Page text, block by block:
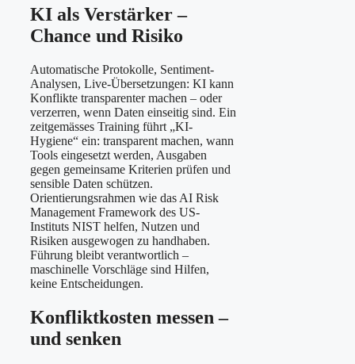
KI als Verstärker –
Chance und Risiko
Automatische Protokolle, Sentiment-
Analysen, Live-Übersetzungen: KI kann
Konflikte transparenter machen – oder
verzerren, wenn Daten einseitig sind. Ein
zeitgemässes Training führt „KI-
Hygiene“ ein: transparent machen, wann
Tools eingesetzt werden, Ausgaben
gegen gemeinsame Kriterien prüfen und
sensible Daten schützen.
Orientierungsrahmen wie das AI Risk
Management Framework des US-
Instituts NIST helfen, Nutzen und
Risiken ausgewogen zu handhaben.
Führung bleibt verantwortlich –
maschinelle Vorschläge sind Hilfen,
keine Entscheidungen.
Konfliktkosten messen –
und senken